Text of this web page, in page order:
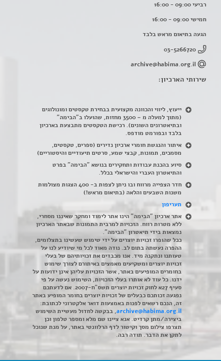
רביעי 09:00 - 16:00
חמישי 09:00 - 16:00
הגעה בתיאום מראש בלבד
03-5266720
archive@habima.org.il
שירותי הארכיון:
ייעוץ, ליווי והכוונה מקצועית בבחירת טקסטים ומונולוגים
(מתוך למעלה מ – 3500 מחזות, שהועלו ב"הבימה"
ובתיאטרונים השונים). רכישת הטקסטים מתבצעת בארכיון
בלבד ובפורמט מודפס.
איתור והנגשת חומרי ארכיון נדירים (ספרים, טקסטים,
מסמכים, תמונות, קבצי שמע, סרטים תיעודיים והיסטוריים)
סיוע בהכנת עבודות ותחקירים בנושא "הבימה" בפרט
והתיאטרון העברי והישראלי בכלל.
חדר הצפייה מרווח ובו ניתן לצפות ב- 400 הצגות מצולמות
משנות השבעים והלאה (בתיאום מראש!)
תעריפון
אתר ארכיון "הבימה" הינו אתר לימוד ומחקר שאיננו מסחרי,
ללא מטרות רווח. הזכויות למרבית התמונות שבאתר הארכיון
נמצאות בידי תיאטרון "הבימה".
ככל שהופרו זכויות יוצרים על ידי שימוש שעשינו בתצלומים,
ההפרה נעשתה בתום לב. נודה מאוד לכל מי שיודיע לנו על
טעותנו ונתקנה מיד. אנו מכבדים את זכויותיהם של בעלי
זכויות יוצרים ומשקיעים מאמצים באיתורם לצורך שימוש
בחומרים המופיעים באתר, אשר הזכויות עליהן אינן ידועות על
ידנו. כל עוד לא אותרו בעלי הזכויות, השימוש נעשה על פי
סעיף 27א לחוק זכויות יוצרים תשס"ח-2007. אם לדעתכם
נפגעה זכותכם כבעלים של זכויות יוצרים בחומר המופיע באתר
זה, הנכם רשאים לפנות באמצעות דואר אלקטרוני לכתובת:
archive@habima.org.il, בבקשה לחדול מעשיית השימוש
ביצירה/מתן קרדיט. אנא ציינו שם מלא ומספר טלפון וכן
תצרפו צילום מסך וקישור לדף הרלוונטי באתר, על מנת שנוכל
לתקן את הדבר. תודה רבה.